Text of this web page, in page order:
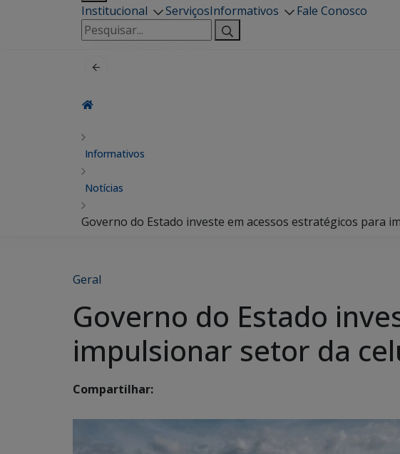
Institucional ServiçosInformativos
Fale Conosco
Pesquisar
por:
Informativos
Notícias
Governo do Estado investe em acessos estratégicos para
Geral
Governo do Estado
impulsionar setor da
Compartilhar: